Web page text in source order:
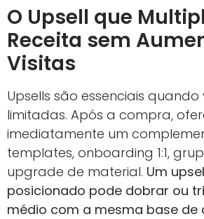
O Upsell que
Receita sem
Visitas
Upsells são essenciais quando
limitadas. Após a compra,
imediatamente um
templates, onboarding 1:1,
upgrade de material. Um
posicionado pode dobrar ou
médio com a mesma base de